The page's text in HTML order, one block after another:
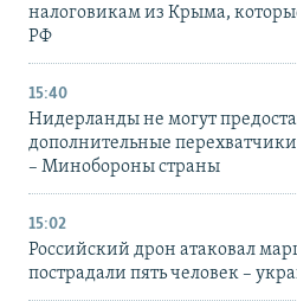
налоговикам из Крыма,
РФ
15:40
Нидерланды не могут
дополнительные
– Минобороны страны
15:02
Российский дрон атаковал
пострадали пять человек –